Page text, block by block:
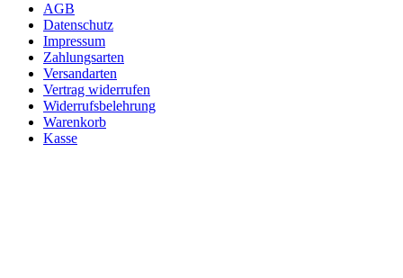
AGB
Datenschutz
Impressum
Zahlungsarten
Versandarten
Vertrag widerrufen
Widerrufsbelehrung
Warenkorb
Kasse